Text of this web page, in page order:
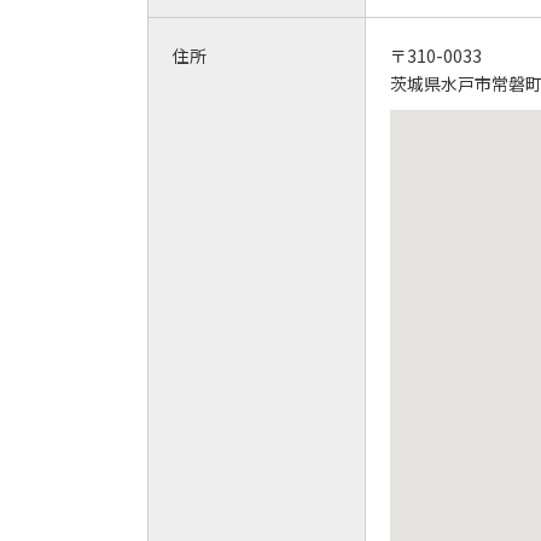
住所
〒310-0033
茨城県水戸市常磐